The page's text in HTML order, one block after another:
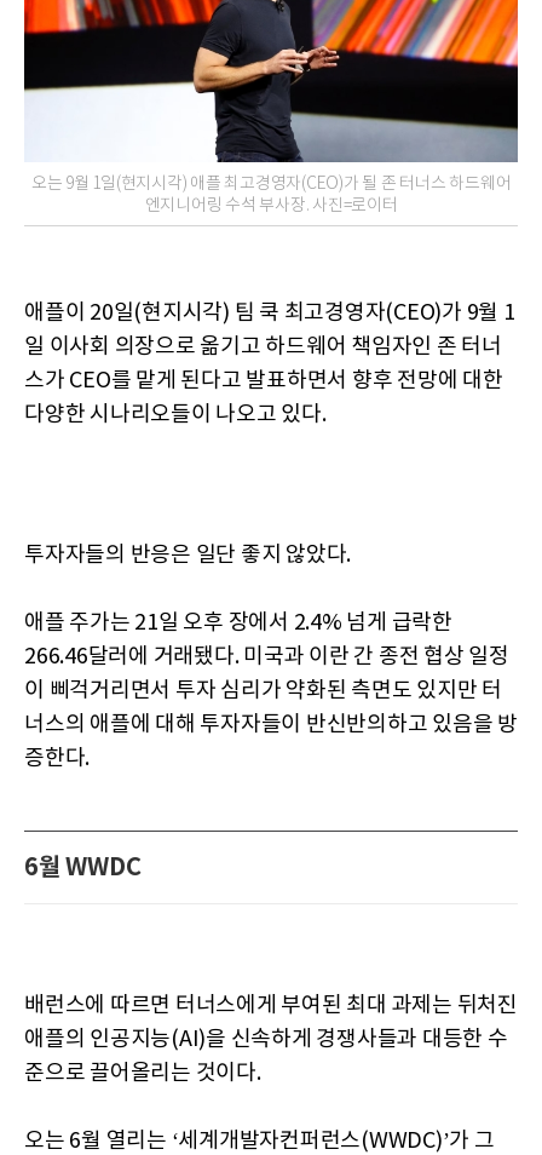
오는 9월 1일(현지시각) 애플 최고경영자(CEO)가 될 존 터너스 하드웨어
엔지니어링 수석 부사장. 사진=로이터
애플이 20일(현지시각) 팀 쿡 최고경영자(CEO)가 9월 1
일 이사회 의장으로 옮기고 하드웨어 책임자인 존 터너
스가 CEO를 맡게 된다고 발표하면서 향후 전망에 대한
다양한 시나리오들이 나오고 있다.
투자자들의 반응은 일단 좋지 않았다.
애플 주가는 21일 오후 장에서 2.4% 넘게 급락한
266.46달러에 거래됐다. 미국과 이란 간 종전 협상 일정
이 삐걱거리면서 투자 심리가 약화된 측면도 있지만 터
너스의 애플에 대해 투자자들이 반신반의하고 있음을 방
증한다.
6월 WWDC
배런스에 따르면 터너스에게 부여된 최대 과제는 뒤처진
애플의 인공지능(AI)을 신속하게 경쟁사들과 대등한 수
준으로 끌어올리는 것이다.
오는 6월 열리는 ‘세계개발자컨퍼런스(WWDC)’가 그